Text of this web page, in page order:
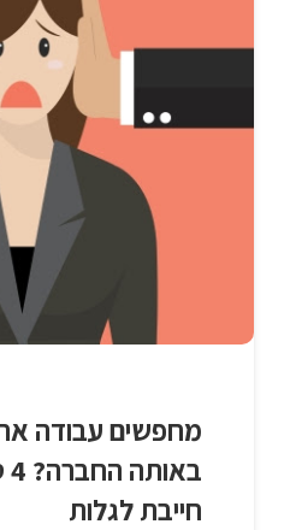
מחפשים עבודה
חייבת לגלות